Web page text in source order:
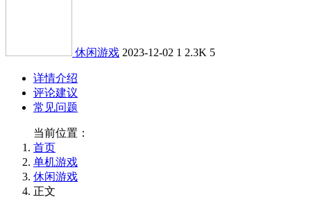
休闲游戏 2023-12-02 1 2.3K 5
详情介绍
评论建议
常见问题
当前位置：
首页
单机游戏
休闲游戏
正文